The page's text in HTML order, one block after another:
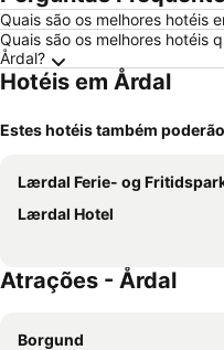
Quais são os melhores hotéis
Quais são os melhores hotéis
Årdal?
Hotéis em Årdal
Estes hotéis também
Lærdal Ferie- og
Lærdal Hotel
Atrações - Årdal
Borgund